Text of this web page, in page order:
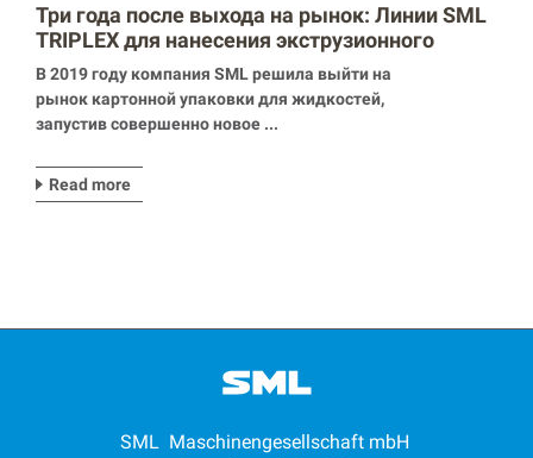
Три года после выхода на рынок: Линии SML
TRIPLEX для нанесения экструзионного
покрытия на картон для упаковки
жидкостей
В 2019 году компания SML решила выйти на
рынок картонной упаковки для жидкостей,
запустив совершенно новое ...
Read more
SML Maschinengesellschaft mbH